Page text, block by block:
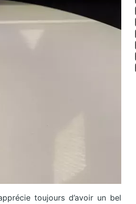
toujours d’avoir un bel